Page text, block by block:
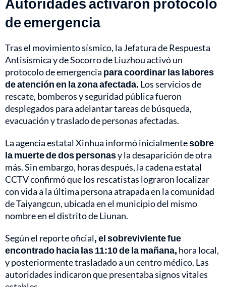
Autoridades activaron protocolo
de emergencia
Tras el movimiento sísmico, la Jefatura de Respuesta
Antisísmica y de Socorro de Liuzhou activó un
protocolo de emergencia para coordinar las labores
de atención en la zona afectada. Los servicios de
rescate, bomberos y seguridad pública fueron
desplegados para adelantar tareas de búsqueda,
evacuación y traslado de personas afectadas.
La agencia estatal Xinhua informó inicialmentesobre
la muerte de dos personasy la desaparición de otra
más. Sin embargo, horas después, la cadena estatal
CCTV confirmó que los rescatistas lograron localizar
con vida a la última persona atrapada en la comunidad
de Taiyangcun, ubicada en el municipio del mismo
nombre en el distrito de Liunan.
Según el reporte oficial, el sobreviviente fue
encontrado hacia las 11:10 de la mañana, hora local,
y posteriormente trasladado a un centro médico. Las
autoridades indicaron que presentaba signos vitales